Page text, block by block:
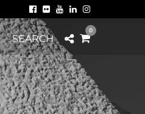
SEARCH
0